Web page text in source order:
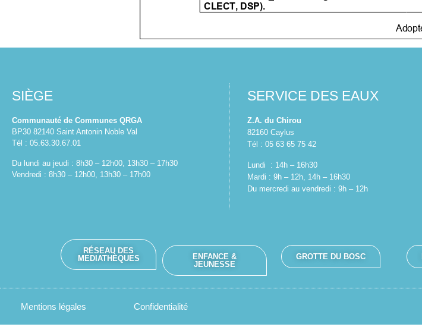
SIÈGE
Communauté de Communes QRGA
BP30 82140 Saint Antonin Noble Val
Tél : 05.63.30.67.01
Du lundi au jeudi : 8h30 – 12h00, 13h30 – 17h30
Vendredi : 8h30 – 12h00, 13h30 – 17h00
SERVICE DES EAUX
Z.A. du Chirou
82160 Caylus
Tél : 05 63 65 75 42
Lundi : 14h – 16h30
Mardi : 9h – 12h, 14h – 16h30
Du mercredi au vendredi : 9h – 12h
RÉSEAU DES
MEDIATHÈQUES
ENFANCE &
JEUNESSE
GROTTE DU BOSC
Mentions légales Confidentialité